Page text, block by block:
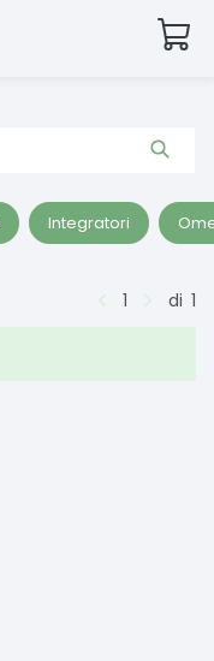
Integratori
1 di 1